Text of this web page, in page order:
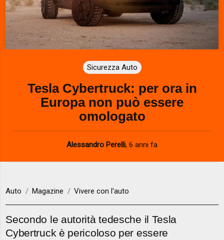
Sicurezza Auto
Tesla Cybertruck: per ora in
Europa non può essere
omologato
Alessandro Perelli, 6 anni fa
Auto Magazine Vivere con l'auto
Secondo le autorità tedesche il Tesla
Cybertruck è pericoloso per essere